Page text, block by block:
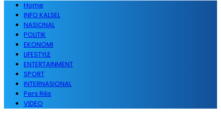
Home
INFO KALSEL
NASIONAL
POLITIK
EKONOMI
LIFESTYLE
ENTERTAINMENT
SPORT
INTERNASIONAL
Pers Rilis
VIDEO